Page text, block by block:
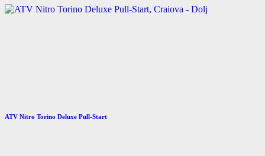
ATV Nitro Torino Deluxe Pull-Start